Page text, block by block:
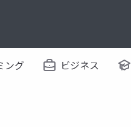
ング ビジネス